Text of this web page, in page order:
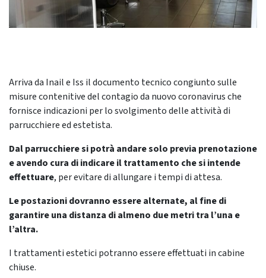
Arriva da Inail e Iss il documento tecnico congiunto sulle
misure contenitive del contagio da nuovo coronavirus che
fornisce indicazioni per lo svolgimento delle attività di
parrucchiere ed estetista.
Dal parrucchiere si potrà andare solo previa prenotazione
e avendo cura di indicare il trattamento che si intende
effettuare, per evitare di allungare i tempi di attesa.
Le postazioni dovranno essere alternate, al fine di
garantire una distanza di almeno due metri tra l’una e
l’altra.
I trattamenti estetici potranno essere effettuati in cabine
chiuse.